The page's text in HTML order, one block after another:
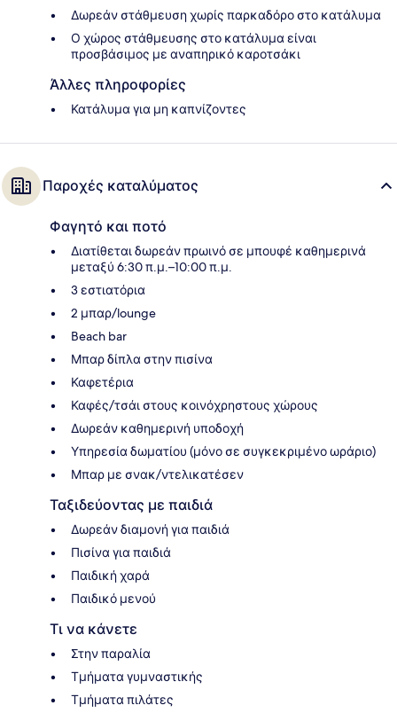
Δωρεάν στάθμευση χωρίς παρκαδόρο στο κατάλυμα
Ο χώρος στάθμευσης στο κατάλυμα είναι
προσβάσιμος με αναπηρικό καροτσάκι
Άλλες πληροφορίες
Κατάλυμα για μη καπνίζοντες
Παροχές καταλύματος
Φαγητό και ποτό
Διατίθεται δωρεάν πρωινό σε μπουφέ καθημερινά
μεταξύ 6:30 π.μ.–10:00 π.μ.
3 εστιατόρια
2 μπαρ/lounge
Beach bar
Μπαρ δίπλα στην πισίνα
Καφετέρια
Καφές/τσάι στους κοινόχρηστους χώρους
Δωρεάν καθημερινή υποδοχή
Υπηρεσία δωματίου (μόνο σε συγκεκριμένο ωράριο)
Μπαρ με σνακ/ντελικατέσεν
Ταξιδεύοντας με παιδιά
Δωρεάν διαμονή για παιδιά
Πισίνα για παιδιά
Παιδική χαρά
Παιδικό μενού
Τι να κάνετε
Στην παραλία
Τμήματα γυμναστικής
Τμήματα πιλάτες